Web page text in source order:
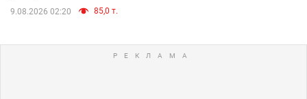
9.08.2026 02:20 85,0 т.